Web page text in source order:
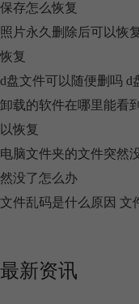
保存怎么恢复
照片永久删除后可以恢
恢复
d盘文件可以随便删吗 d
卸载的软件在哪里能看
以恢复
电脑文件夹的文件突然
然没了怎么办
文件乱码是什么原因 文
最新资讯